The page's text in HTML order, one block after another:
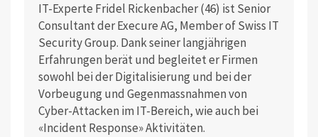
IT-Experte Fridel Rickenbacher (46) ist Senior
Consultant der Execure AG, Member of Swiss IT
Security Group. Dank seiner langjährigen
Erfahrungen berät und begleitet er Firmen
sowohl bei der Digitalisierung und bei der
Vorbeugung und Gegenmassnahmen von
Cyber-Attacken im IT-Bereich, wie auch bei
«Incident Response» Aktivitäten.